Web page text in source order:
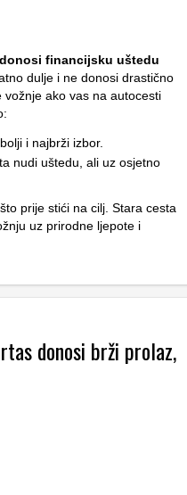
donosi financijsku uštedu
dulje i ne donosi drastično
ako vas na autocesti
i najbrži izbor.
nudi uštedu, ali uz osjetno
prije stići na cilj. Stara cesta
uz prirodne ljepote i
donosi brži prolaz,